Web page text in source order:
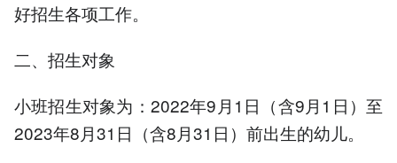
好招生各项工作。
二、招生对象
小班招生对象为：2022年9月1日（含9月1日）至
2023年8月31日（含8月31日）前出生的幼儿。